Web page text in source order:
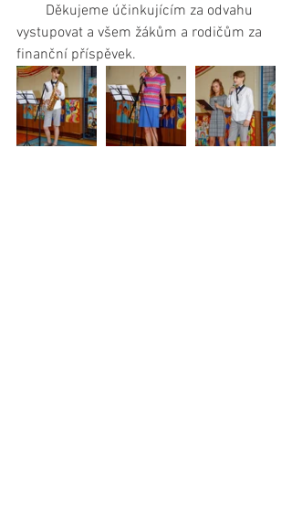
vystupovat a všem žákům a rodičům za
finanční příspěvek.